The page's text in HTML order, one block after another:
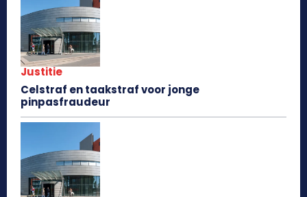
Justitie
Celstraf en taakstraf voor jonge
pinpasfraudeur